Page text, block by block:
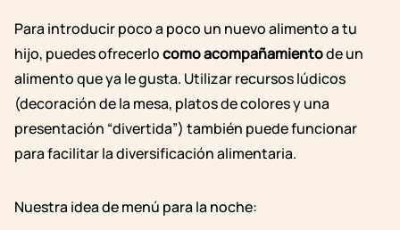
Para introducir poco a poco un nuevo alimento a tu
hijo, puedes ofrecerlocomo acompañamientode un
alimento que ya le gusta. Utilizar recursos lúdicos
(decoración de la mesa, platos de colores y una
presentación “divertida”) también puede funcionar
para facilitar ladiversificación alimentaria.
Nuestra idea de menú para la noche: